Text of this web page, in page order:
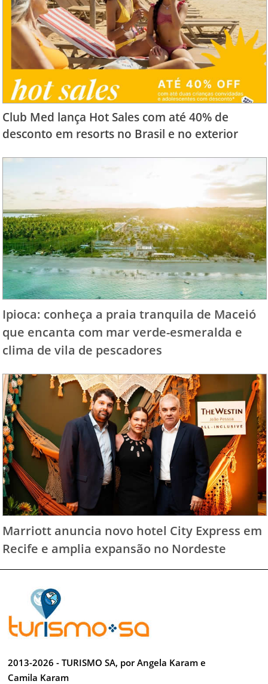
Club Med lança Hot Sales com até 40% de
desconto em resorts no Brasil e no exterior
Ipioca: conheça a praia tranquila de Maceió
que encanta com mar verde-esmeralda e
clima de vila de pescadores
Marriott anuncia novo hotel City Express em
Recife e amplia expansão no Nordeste
2013-2026 - TURISMO SA, por Angela Karam e
Camila Karam